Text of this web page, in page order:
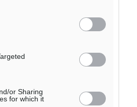
or Sharing
for which it